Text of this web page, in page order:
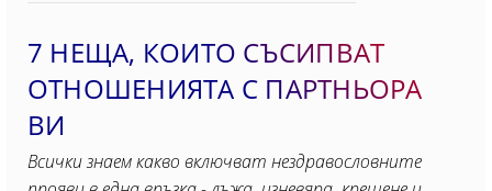
7 НЕЩА, КОИТО СЪСИПВАТ
ОТНОШЕНИЯТА С ПАРТНЬОРА
ВИ
Всички знаем какво включват нездравословните